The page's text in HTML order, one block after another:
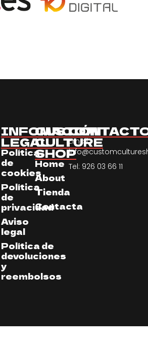
CUSTOM
CULTURE
SHOP
Home
About
Tienda
Contacta
Email:
Tel: 926 03 66 11
INFOMACIÓN
LEGAL
Política
de
cookies
Política
de
privacidad
Aviso
legal
Política de
devoluciones
y
reembolsos